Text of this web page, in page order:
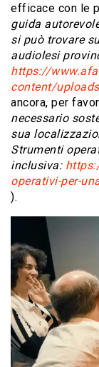
efficace con le
guida
si può trovare
audiolesi
https://
content/
ancora, per
necessario
sua
Strumenti
inclusiva:
operativi-per-
).